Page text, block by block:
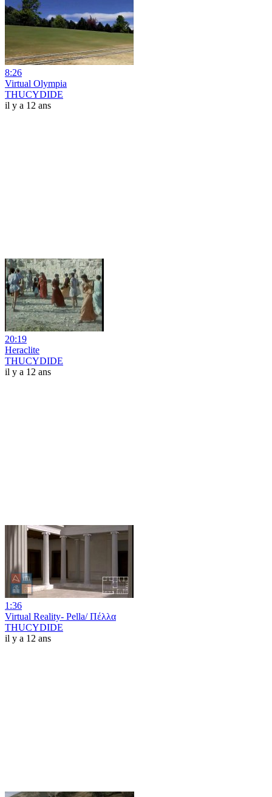
8:26
Virtual Olympia
THUCYDIDE
il y a 12 ans
20:19
Heraclite
THUCYDIDE
il y a 12 ans
1:36
Virtual Reality- Pella/ Πέλλα
THUCYDIDE
il y a 12 ans